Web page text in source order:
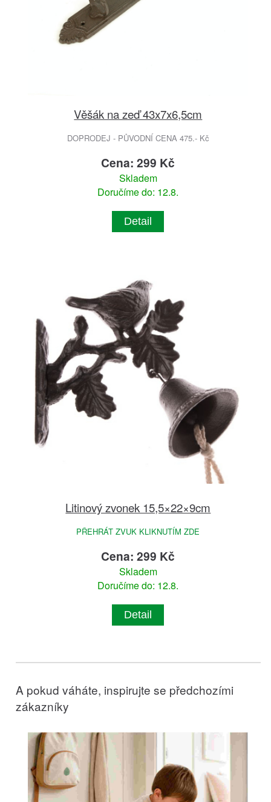
Věšák na zeď 43x7x6,5cm
DOPRODEJ - PŮVODNÍ CENA 475.- Kč
Cena: 299 Kč
Skladem
Doručíme do: 12.8.
Detail
Litinový zvonek 15,5×22×9cm
PŘEHRÁT ZVUK KLIKNUTÍM ZDE
Cena: 299 Kč
Skladem
Doručíme do: 12.8.
Detail
A pokud váháte, inspirujte se předchozími
zákazníky